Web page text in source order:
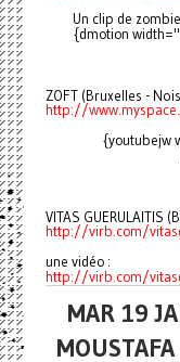
Un clip de
{dmotion
ZOFT (Bruxelles -
http://
{youtubejw
VITAS GUERULAITIS
http://virb.com/
une vidéo :
http://virb.com/
MAR 19